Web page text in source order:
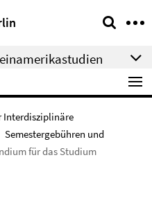
Interdisziplinäre
Semestergebühren und
für das Studium